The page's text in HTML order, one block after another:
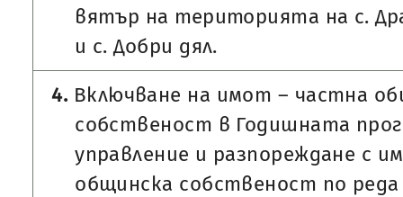
вятър на територията на с.
и с. Добри дял.
4. Включване на имот – частна
собственост в Годишната
управление и разпореждане с
общинска собственост по реда